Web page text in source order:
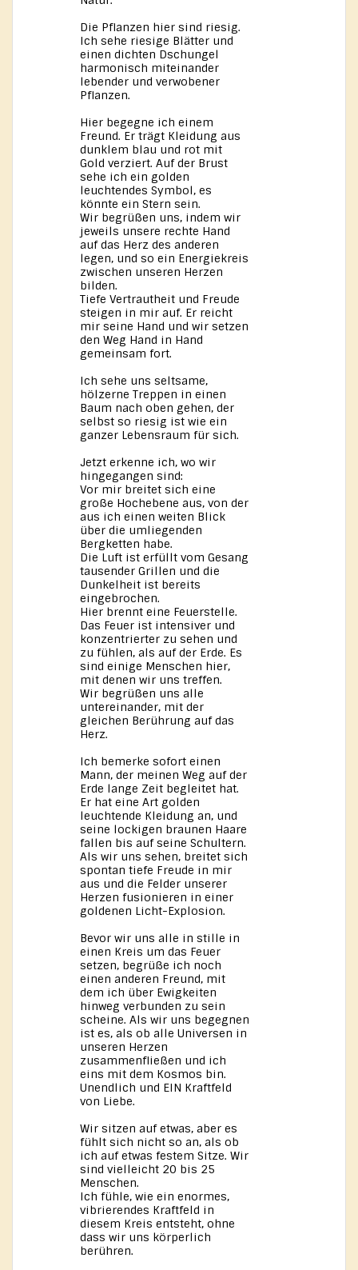
Die Pflanzen hier sind riesig.
Ich sehe riesige Blätter und
einen dichten Dschungel
harmonisch miteinander
lebender und verwobener
Pflanzen.
Hier begegne ich einem
Freund. Er trägt Kleidung aus
dunklem blau und rot mit
Gold verziert. Auf der Brust
sehe ich ein golden
leuchtendes Symbol, es
könnte ein Stern sein.
Wir begrüßen uns, indem wir
jeweils unsere rechte Hand
auf das Herz des anderen
legen, und so ein Energiekreis
zwischen unseren Herzen
bilden.
Tiefe Vertrautheit und Freude
steigen in mir auf. Er reicht
mir seine Hand und wir setzen
den Weg Hand in Hand
gemeinsam fort.
Ich sehe uns seltsame,
hölzerne Treppen in einen
Baum nach oben gehen, der
selbst so riesig ist wie ein
ganzer Lebensraum für sich.
Jetzt erkenne ich, wo wir
hingegangen sind:
Vor mir breitet sich eine
große Hochebene aus, von der
aus ich einen weiten Blick
über die umliegenden
Bergketten habe.
Die Luft ist erfüllt vom Gesang
tausender Grillen und die
Dunkelheit ist bereits
eingebrochen.
Hier brennt eine Feuerstelle.
Das Feuer ist intensiver und
konzentrierter zu sehen und
zu fühlen, als auf der Erde. Es
sind einige Menschen hier,
mit denen wir uns treffen.
Wir begrüßen uns alle
untereinander, mit der
gleichen Berührung auf das
Herz.
Ich bemerke sofort einen
Mann, der meinen Weg auf der
Erde lange Zeit begleitet hat.
Er hat eine Art golden
leuchtende Kleidung an, und
seine lockigen braunen Haare
fallen bis auf seine Schultern.
Als wir uns sehen, breitet sich
spontan tiefe Freude in mir
aus und die Felder unserer
Herzen fusionieren in einer
goldenen Licht-Explosion.
Bevor wir uns alle in stille in
einen Kreis um das Feuer
setzen, begrüße ich noch
einen anderen Freund, mit
dem ich über Ewigkeiten
hinweg verbunden zu sein
scheine. Als wir uns begegnen
ist es, als ob alle Universen in
unseren Herzen
zusammenfließen und ich
eins mit dem Kosmos bin.
Unendlich und EIN Kraftfeld
von Liebe.
Wir sitzen auf etwas, aber es
fühlt sich nicht so an, als ob
ich auf etwas festem Sitze. Wir
sind vielleicht 20 bis 25
Menschen.
Ich fühle, wie ein enormes,
vibrierendes Kraftfeld in
diesem Kreis entsteht, ohne
dass wir uns körperlich
berühren.